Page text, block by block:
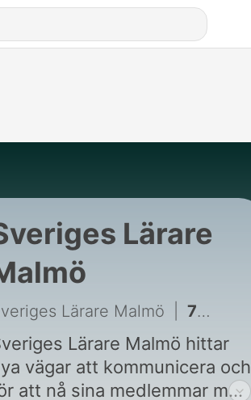
Lärare
Lärare Malmö 70 - Tid för undervisningsuppdraget i riksdagen!
Lärare Malmö hittar
vägar att kommunicera och
att nå sina medlemmar med